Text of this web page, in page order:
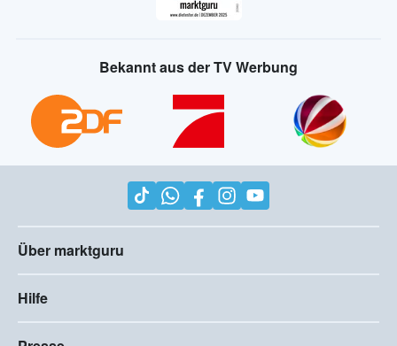
Bekannt aus der TV Werbung
Über marktguru
Hilfe